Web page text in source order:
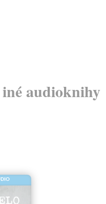
audioknihy